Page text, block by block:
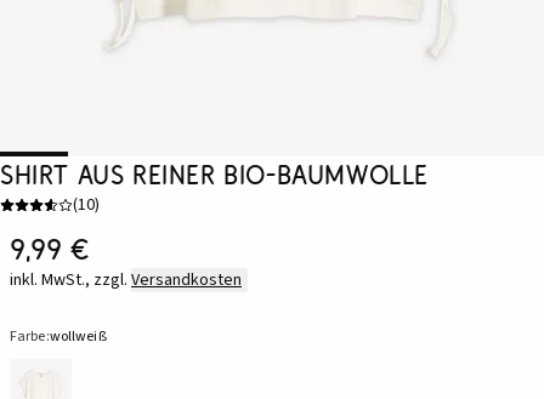
Shirt aus reiner Bio-Baumwolle
(10)
9,99 €
inkl. MwSt., zzgl. Versandkosten
Farbe:wollweiß